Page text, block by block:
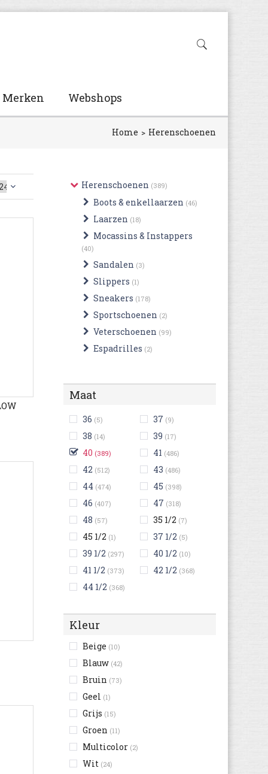
Merken Webshops
Home Herenschoenen
Herenschoenen (389)
Boots & enkellaarzen (46)
Laarzen (18)
Mocassins & Instappers
(40)
Sandalen (3)
Slippers (1)
Sneakers (178)
Sportschoenen (2)
Veterschoenen (99)
Espadrilles (2)
Maat
36 (5) 37 (9)
38 (14) 39 (17)
40 (389) 41 (486)
42 (512) 43 (486)
44 (474) 45 (398)
46 (407) 47 (318)
48 (57) 35 1/2 (7)
45 1/2 (1) 37 1/2 (5)
39 1/2 (297) 40 1/2 (10)
41 1/2 (373) 42 1/2 (368)
44 1/2 (368)
Kleur
Beige (10)
Blauw (42)
Bruin (73)
Geel (1)
Grijs (15)
Groen (11)
Multicolor (2)
Wit (24)